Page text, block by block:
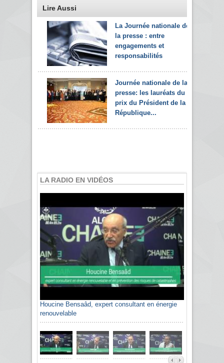
Lire Aussi
La Journée nationale de
la presse : entre
engagements et
responsabilités
Journée nationale de la
presse: les lauréats du
prix du Président de la
République...
LA RADIO EN VIDÉOS
Houcine Bensaâd, expert consultant en énergie
renouvelable